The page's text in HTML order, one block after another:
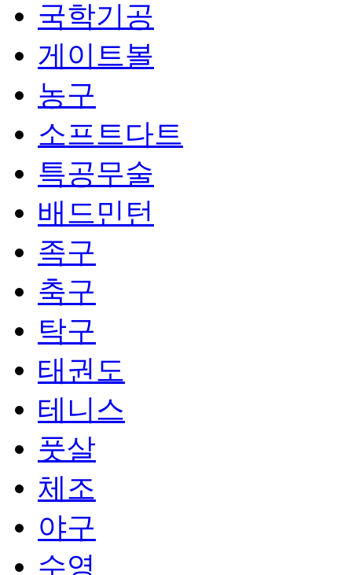
국학기공
게이트볼
농구
소프트다트
특공무술
배드민턴
족구
축구
탁구
태권도
테니스
풋살
체조
야구
수영